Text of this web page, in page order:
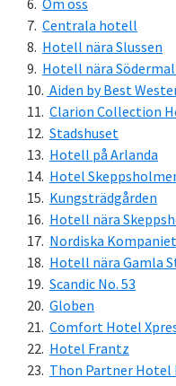
Om oss
Centrala hotell
Hotell nära Slussen
Hotell nära
Aiden by Best
Clarion Collection
Stadshuset
Hotell på Arlanda
Hotel
Kungsträdgården
Hotell nära
Nordiska
Hotell nära Gamla
Scandic No. 53
Globen
Comfort Hotel
Hotel Frantz
Thon Partner Hotel